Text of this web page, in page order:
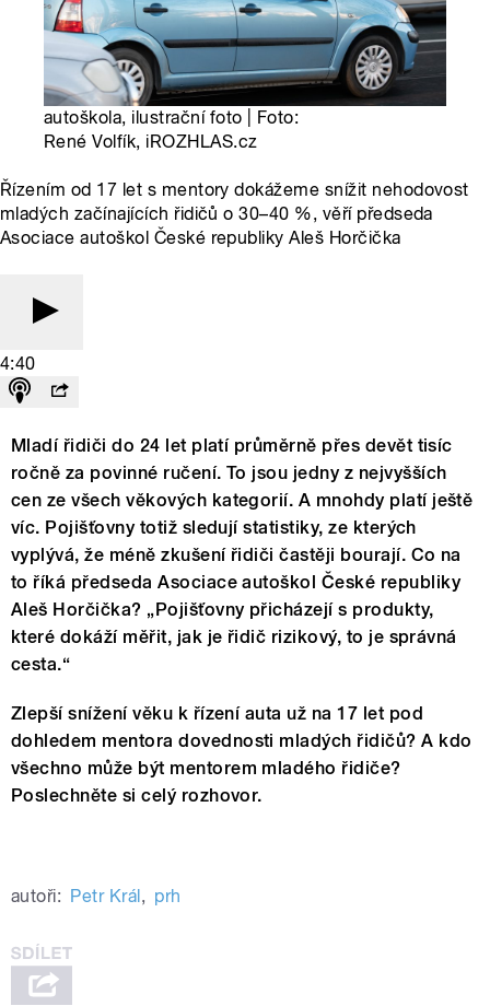
autoškola, ilustrační foto | Foto:
René Volfík, iROZHLAS.cz
Řízením od 17 let s mentory dokážeme snížit nehodovost
mladých začínajících řidičů o 30–40 %, věří předseda
Asociace autoškol České republiky Aleš Horčička
4:40
Mladí řidiči do 24 let platí průměrně přes devět tisíc
ročně za povinné ručení. To jsou jedny z nejvyšších
cen ze všech věkových kategorií. A mnohdy platí ještě
víc. Pojišťovny totiž sledují statistiky, ze kterých
vyplývá, že méně zkušení řidiči častěji bourají. Co na
to říká předseda Asociace autoškol České republiky
Aleš Horčička? „Pojišťovny přicházejí s produkty,
které dokáží měřit, jak je řidič rizikový, to je správná
cesta.“
Zlepší snížení věku k řízení auta už na 17 let pod
dohledem mentora dovednosti mladých řidičů? A kdo
všechno může být mentorem mladého řidiče?
Poslechněte si celý rozhovor.
autoři: Petr Král, prh